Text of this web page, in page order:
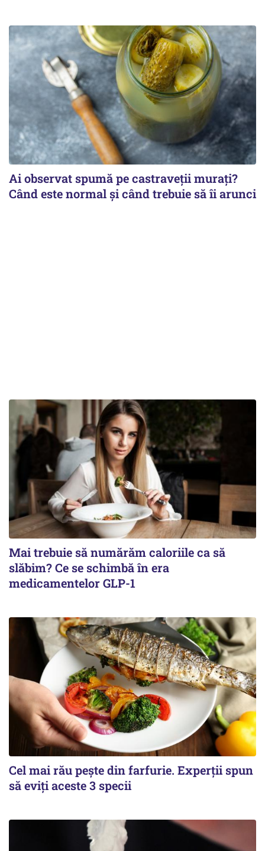
Ai observat spumă pe castraveții murați?
Când este normal și când trebuie să îi arunci
Mai trebuie să numărăm caloriile ca să
slăbim? Ce se schimbă în era
medicamentelor GLP-1
Cel mai rău pește din farfurie. Experții spun
să eviți aceste 3 specii